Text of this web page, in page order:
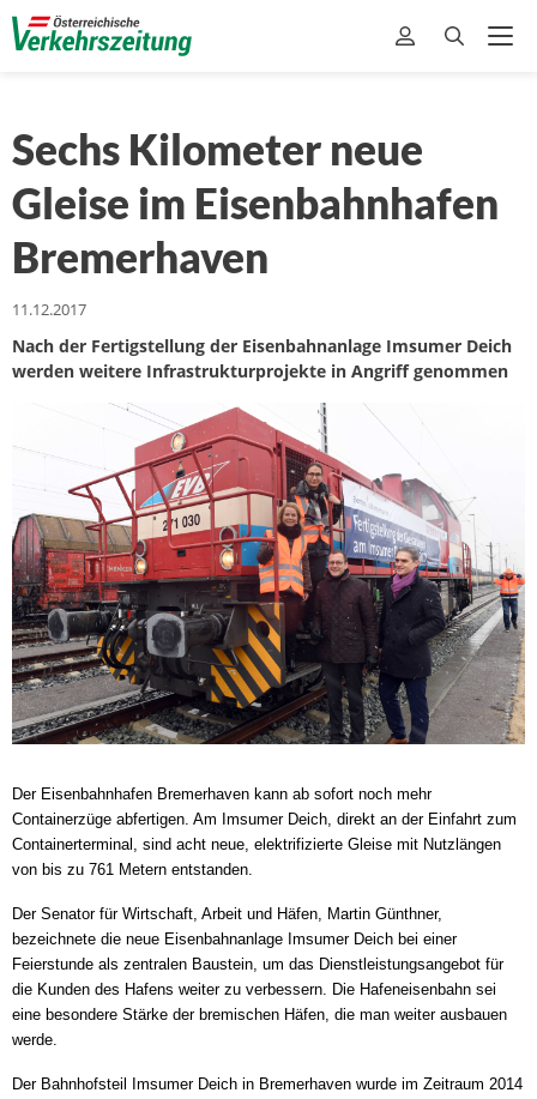
Sechs Kilometer neue
Gleise im Eisenbahnhafen
Bremerhaven
11.12.2017
Nach der Fertigstellung der Eisenbahnanlage Imsumer Deich
werden weitere Infrastrukturprojekte in Angriff genommen
Der Eisenbahnhafen Bremerhaven kann ab sofort noch mehr
Containerzüge abfertigen. Am Imsumer Deich, direkt an der Einfahrt zum
Containerterminal, sind acht neue, elektrifizierte Gleise mit Nutzlängen
von bis zu 761 Metern entstanden.
Der Senator für Wirtschaft, Arbeit und Häfen, Martin Günthner,
bezeichnete die neue Eisenbahnanlage Imsumer Deich bei einer
Feierstunde als zentralen Baustein, um das Dienstleistungsangebot für
die Kunden des Hafens weiter zu verbessern. Die Hafeneisenbahn sei
eine besondere Stärke der bremischen Häfen, die man weiter ausbauen
werde.
Der Bahnhofsteil Imsumer Deich in Bremerhaven wurde im Zeitraum 2014